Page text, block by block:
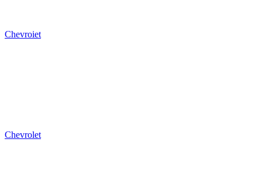
Chevroiet
Chevrolet